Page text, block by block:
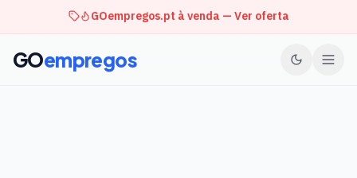
GOempregos.pt à venda — Ver oferta
GOempregos